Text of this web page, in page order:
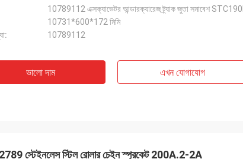
10731*600*172 মিমি
10789112
ভালো দাম এখন যোগাযোগ
স্টেইনলেস স্টিল রোলার চেইন স্প্রকেট 200A.2-2A